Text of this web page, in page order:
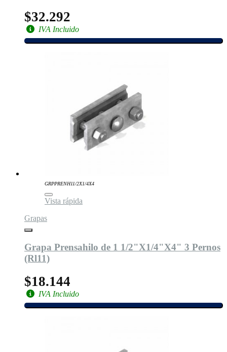
$32.292
IVA Incluido
GRPPRENH11/2X1/4X4
Vista rápida
Grapas
Grapa Prensahilo de 1 1/2"X1/4"X4" 3 Pernos
(Rl11)
$18.144
IVA Incluido